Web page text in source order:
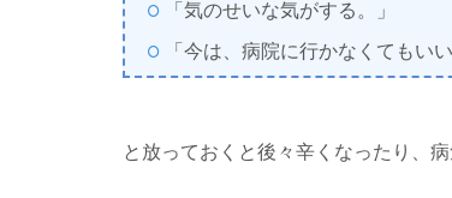
「気のせいな気がする。」
「今は、病院に行かなくてもいい
と放っておくと後々辛くなったり、